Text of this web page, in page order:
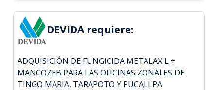
DEVIDA requiere:
ADQUISICIÓN DE FUNGICIDA METALAXIL +
MANCOZEB PARA LAS OFICINAS ZONALES DE
TINGO MARIA, TARAPOTO Y PUCALLPA